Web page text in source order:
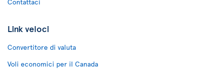
Link veloci
Convertitore di valuta
Voli economici per il Canada